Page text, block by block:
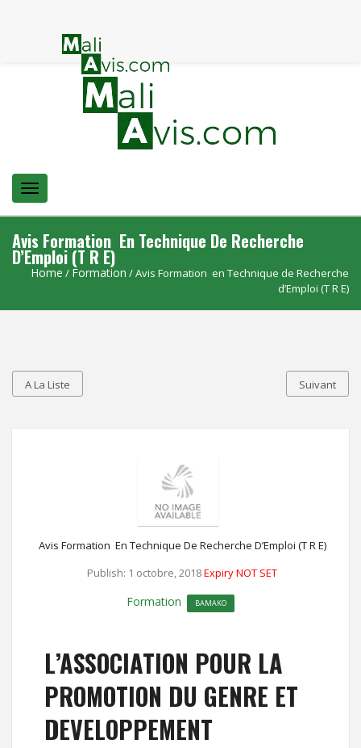
Menu
Avis Formation En Technique De Recherche
D’Emploi (T R E)
Home / Formation / Avis Formation en Technique de Recherche
d’Emploi (T R E)
A La Liste Suivant
Avis Formation En Technique De Recherche D’Emploi (T R E)
Publish: 1 octobre, 2018Expiry NOT SET
Formation BAMAKO
L’ASSOCIATION POUR LA
PROMOTION DU GENRE ET
DEVELOPPEMENT